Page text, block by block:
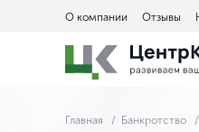
О компании Отзывы
Главная Банкротство